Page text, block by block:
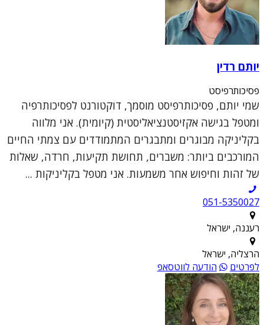
יותם רדין
פסיכותרפיסט
שמי יותם, פסיכותרפיסט מוסמך, דוקטורנט לפסיכותרפיה
ומטפל בגישה אקזיסטנציאליסטית (קיומית). אני מלווה
בקליניקה מבוגרים ומתבגרים המתמודדים עם צמתי החיים
המורכבים ביותר: משברים, תחושת תקיעות, חרדה, שאלות
של זהות וחיפוש אחר משמעות. אני מטפל בקליניקות ...
051-5350027
רעננה, ישראל
הרצליה, ישראל
לפרטים
הודעה לווטסאפ